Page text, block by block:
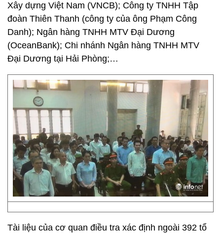
Xây dựng Việt Nam (VNCB); Công ty TNHH Tập
đoàn Thiên Thanh (công ty của ông Phạm Công
Danh); Ngân hàng TNHH MTV Đại Dương
(OceanBank); Chi nhánh Ngân hàng TNHH MTV
Đại Dương tại Hải Phòng;…
Tài liệu của cơ quan điều tra xác định ngoài 392 tổ